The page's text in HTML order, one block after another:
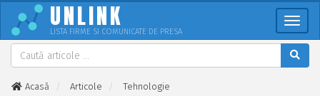
UNLINK
LISTA FIRME SI COMUNICATE DE PRESA
Acasă Articole
Tehnologie